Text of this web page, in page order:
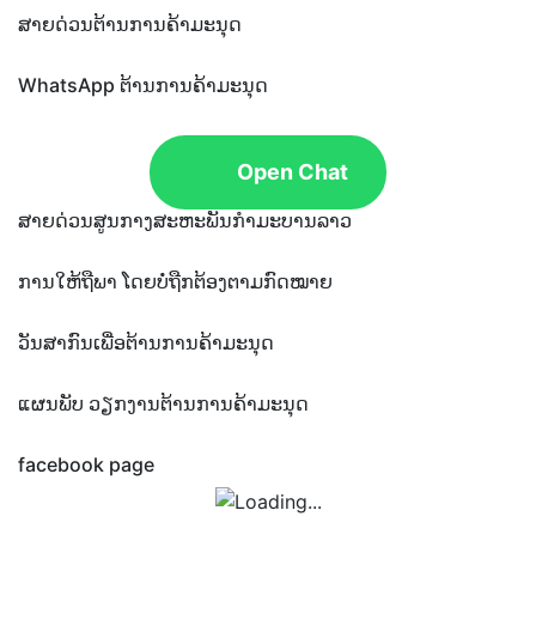
ສາຍດ່ວນຕ້ານການຄ້າມະນຸດ
WhatsApp ຕ້ານການຄ້າມະນຸດ
Open Chat
ສາຍດ່ວນສູນກາງສະຫະພັນກຳມະບານລາວ
ການໃຫ້ຖືພາ ໂດຍບໍ່ຖືກຕ້ອງຕາມກົດໝາຍ
ວັນສາກົນເພື່ອຕ້ານການຄ້າມະນຸດ
ແຜນພັບ ວຽກງານຕ້ານການຄ້າມະນຸດ
facebook page